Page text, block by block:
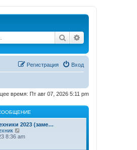
Поиск
Вход
Регистрация
время: Пт авг 07, 2026 5:11 pm
2023 (заме…
е
8:36 am